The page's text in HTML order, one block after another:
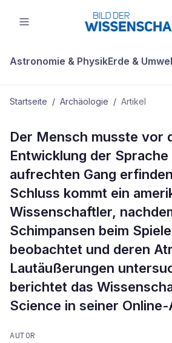
Astronomie & PhysikErde &
Startseite / Archäologie / Artikel
Erst gehen, dann reden
Der Mensch musste vor
Entwicklung der
aufrechten Gang
Schluss kommt ein
Wissenschaftler,
Schimpansen beim
beobachtet und deren
Lautäußerungen
berichtet das
Science in seiner Online-
AUTOR